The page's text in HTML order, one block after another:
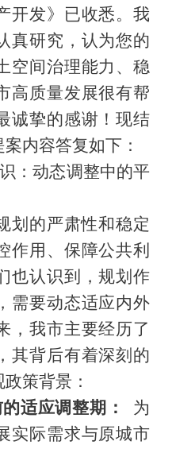
开发》已收悉。我
真研究，认为您的
空间治理能力、稳
高质量发展很有帮
诚挚的感谢！现结
内容答复如下：
：动态调整中的平
划的严肃性和稳定
作用、保障公共利
也认识到，规划作
需要动态适应内外
，我市主要经历了
其背后有着深刻的
策背景：
适应调整期： 为
实际需求与原城市